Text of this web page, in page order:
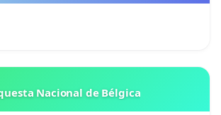
Nacional de Bélgica